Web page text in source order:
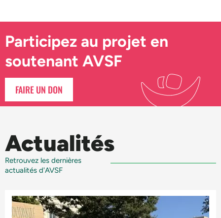
Participez au projet en
soutenant AVSF
FAIRE UN DON
Actualités
Retrouvez les dernières
actualités d'AVSF